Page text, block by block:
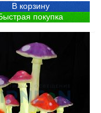
В корзину
покупка